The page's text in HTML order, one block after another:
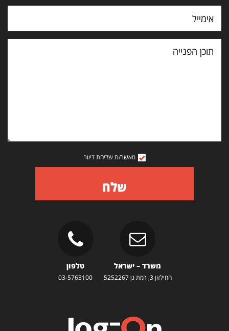
תוכן
הפנייה
מאשר/ת שליחת דיוור
שלח
משרד – ישראל
החילזון 3, רמת גן 5252267
טלפון
03-5763100